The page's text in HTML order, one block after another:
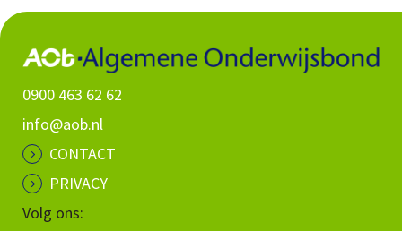
0900 463 62 62
info@aob.nl
CONTACT
PRIVACY
Volg ons: